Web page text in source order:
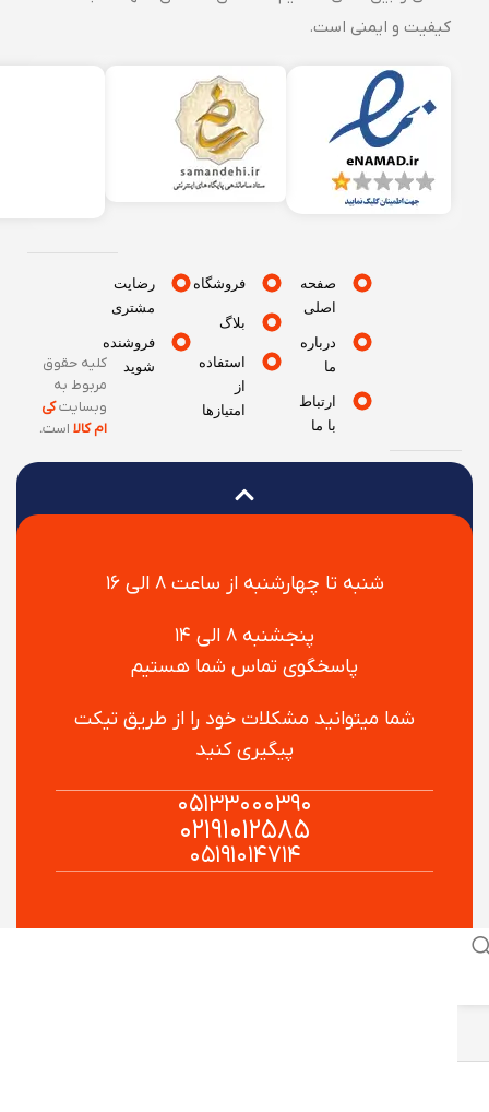
کیفیت و ایمنی است.
شنبه تا چهارشنبه از ساعت ۸ الی ۱۶
پنجشنبه ۸ الی ۱۴
پاسخگوی تماس شما هستیم
شما میتوانید مشکلات خود را از طریق تیکت
پیگیری کنید
۰۵۱۳۳۰۰۰۳۹۰
۰۲۱۹۱۰۱۲۵۸۵
۰۵۱۹۱۰۱۴۷۱۴
صفحه
درباره
ارتباط
فروشگاه
بلاگ
استفاده
امتیازها
رضایت
مشتری
فروشنده
کلیه حقوق
مربوط به
وبسایتکی
ام کالااست.